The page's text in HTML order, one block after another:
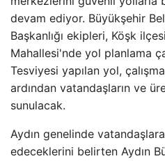
devam ediyor. Büyükşehir
Başkanlığı ekipleri, Köşk
Mahallesi'nde yol planlama
Tesviyesi yapılan yol,
ardından vatandaşların ve
sunulacak.
Aydın genelinde
edeceklerini belirten Aydın